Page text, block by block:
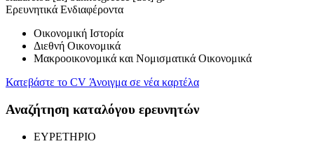
Ερευνητικά Ενδιαφέροντα
Οικονομική Ιστορία
Διεθνή Οικονομικά
Μακροοικονομικά και Νομισματικά Οικονομικά
Κατεβάστε το CV Άνοιγμα σε νέα καρτέλα
Αναζήτηση καταλόγου ερευνητών
ΕΥΡΕΤΗΡΙΟ